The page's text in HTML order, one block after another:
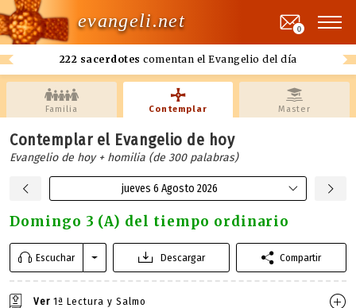
evangeli.net
222 sacerdotes comentan el Evangelio del día
0
Familia Contemplar Master
Contemplar el Evangelio de hoy
Evangelio de hoy + homilia (de 300 palabras)
jueves 6 Agosto 2026
Domingo 3 (A) del tiempo ordinario
Escuchar Descargar Compartir
Ver 1ª Lectura y Salmo